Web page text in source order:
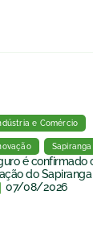
e Comércio
é confirmado
do
07/08/2026